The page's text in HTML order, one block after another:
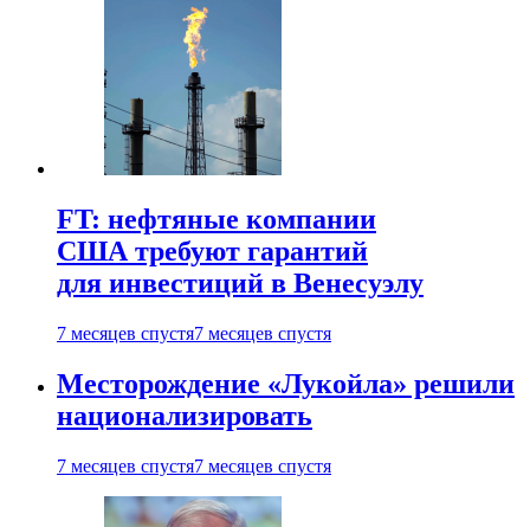
FT: нефтяные компании
США требуют гарантий
для инвестиций в Венесуэлу
7 месяцев спустя7 месяцев спустя
Месторождение «Лукойла» решили
национализировать
7 месяцев спустя7 месяцев спустя